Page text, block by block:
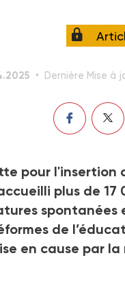
Dernière Mise à
pour
plus de 17
spontanées
de
en cause par